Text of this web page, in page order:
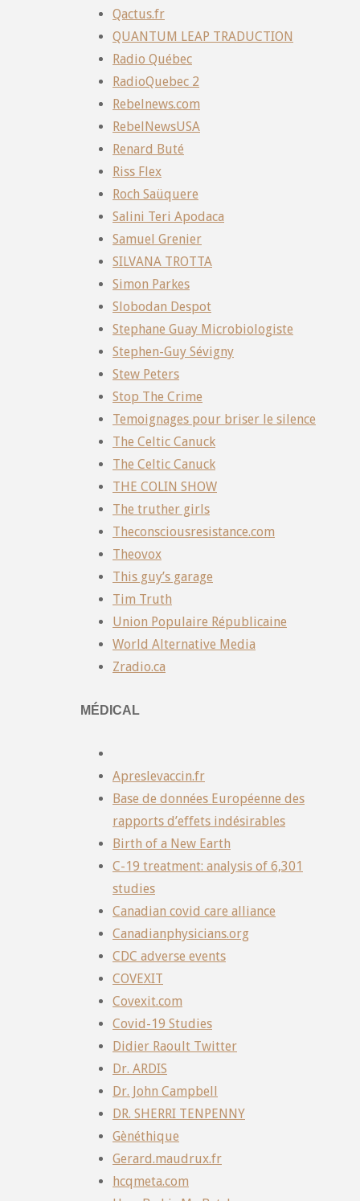
Qactus.fr
QUANTUM LEAP TRADUCTION
Radio Québec
RadioQuebec 2
Rebelnews.com
RebelNewsUSA
Renard Buté
Riss Flex
Roch Saüquere
Salini Teri Apodaca
Samuel Grenier
SILVANA TROTTA
Simon Parkes
Slobodan Despot
Stephane Guay Microbiologiste
Stephen-Guy Sévigny
Stew Peters
Stop The Crime
Temoignages pour briser le silence
The Celtic Canuck
The Celtic Canuck
THE COLIN SHOW
The truther girls
Theconsciousresistance.com
Theovox
This guy’s garage
Tim Truth
Union Populaire Républicaine
World Alternative Media
Zradio.ca
MÉDICAL
Apreslevaccin.fr
Base de données Européenne des
rapports d’effets indésirables
Birth of a New Earth
C-19 treatment: analysis of 6,301
studies
Canadian covid care alliance
Canadianphysicians.org
CDC adverse events
COVEXIT
Covexit.com
Covid-19 Studies
Didier Raoult Twitter
Dr. ARDIS
Dr. John Campbell
DR. SHERRI TENPENNY
Gènéthique
Gerard.maudrux.fr
hcqmeta.com